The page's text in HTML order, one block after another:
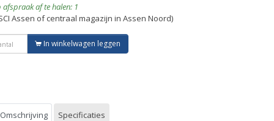
afspraak af te halen: 1
Assen of centraal magazijn in Assen Noord)
In winkelwagen leggen
Omschrijving Specificaties